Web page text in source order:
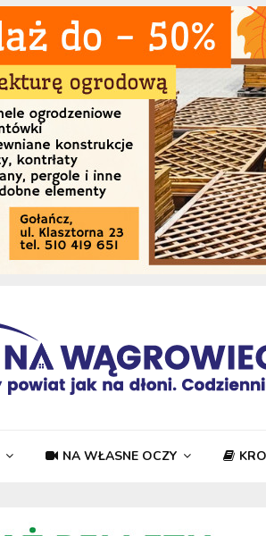
NA WŁASNE OCZY